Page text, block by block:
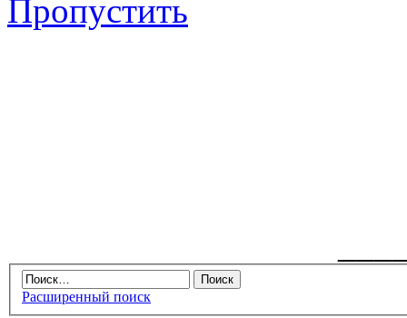
Пропустить
Расширенный поиск